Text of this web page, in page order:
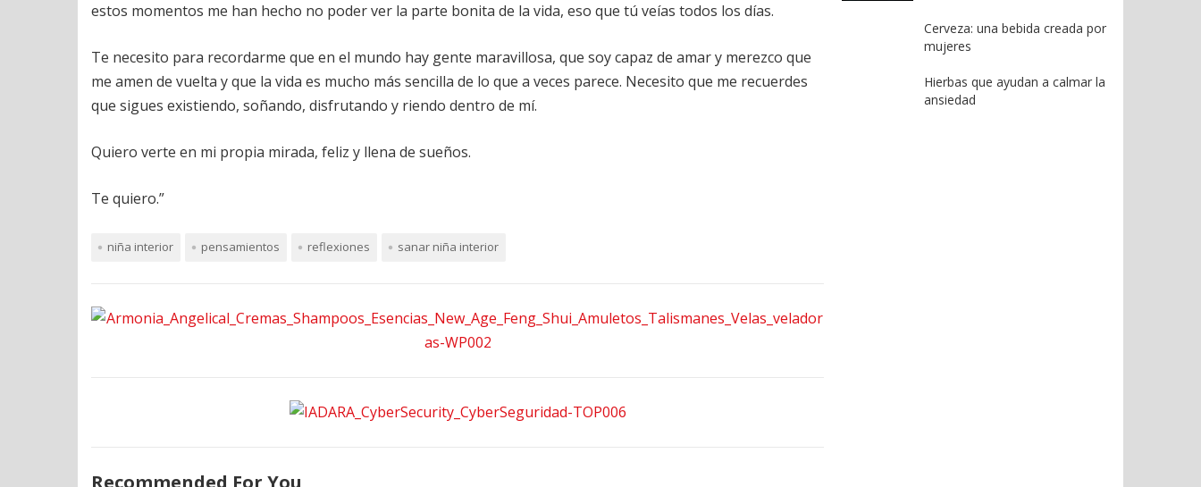
estos momentos me han hecho no poder ver la parte bonita de la vida, eso que tú veías todos los días.
Te necesito para recordarme que en el mundo hay gente maravillosa, que soy capaz de amar y merezco que
me amen de vuelta y que la vida es mucho más sencilla de lo que a veces parece. Necesito que me recuerdes
que sigues existiendo, soñando, disfrutando y riendo dentro de mí.
Quiero verte en mi propia mirada, feliz y llena de sueños.
Te quiero.”
niña interior pensamientos reflexiones sanar niña interior
Recommended For You
Cerveza: una bebida creada por
mujeres
Hierbas que ayudan a calmar la
ansiedad